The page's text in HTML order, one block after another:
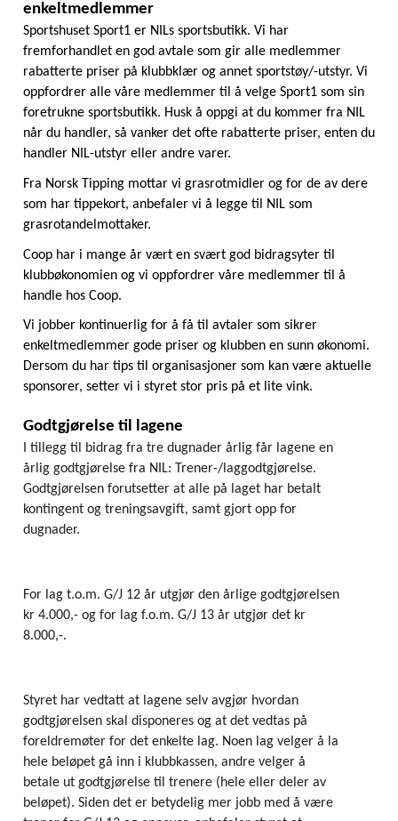
enkeltmedlemmer
Sportshuset Sport1 er NILs sportsbutikk. Vi har
fremforhandlet en god avtale som gir alle medlemmer
rabatterte priser på klubbklær og annet sportstøy/-utstyr. Vi
oppfordrer alle våre medlemmer til å velge Sport1 som sin
foretrukne sportsbutikk. Husk å oppgi at du kommer fra NIL
når du handler, så vanker det ofte rabatterte priser, enten du
handler NIL-utstyr eller andre varer.
Fra Norsk Tipping mottar vi grasrotmidler og for de av dere
som har tippekort, anbefaler vi å legge til NIL som
grasrotandelmottaker.
Coop har i mange år vært en svært god bidragsyter til
klubbøkonomien og vi oppfordrer våre medlemmer til å
handle hos Coop.
Vi jobber kontinuerlig for å få til avtaler som sikrer
enkeltmedlemmer gode priser og klubben en sunn økonomi.
Dersom du har tips til organisasjoner som kan være aktuelle
sponsorer, setter vi i styret stor pris på et lite vink.
Godtgjørelse til lagene
I tillegg til bidrag fra tre dugnader årlig får lagene en
årlig godtgjørelse fra NIL: Trener-/laggodtgjørelse.
Godtgjørelsen forutsetter at alle på laget har betalt
kontingent og treningsavgift, samt gjort opp for
dugnader.
For lag t.o.m. G/J 12 år utgjør den årlige godtgjørelsen
kr 4.000,- og for lag f.o.m. G/J 13 år utgjør det kr
8.000,-.
Styret har vedtatt at lagene selv avgjør hvordan
godtgjørelsen skal disponeres og at det vedtas på
foreldremøter for det enkelte lag. Noen lag velger å la
hele beløpet gå inn i klubbkassen, andre velger å
betale ut godtgjørelse til trenere (hele eller deler av
beløpet). Siden det er betydelig mer jobb med å være